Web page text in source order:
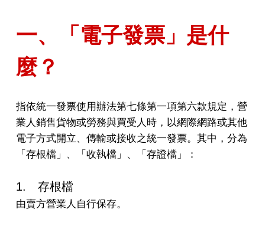
一、「電子發票」是什
麼？
指依統一發票使用辦法第七條第一項第六款規定，營
業人銷售貨物或勞務與買受人時，以網際網路或其他
電子方式開立、傳輸或接收之統一發票。其中，分為
「存根檔」、「收執檔」、「存證檔」：
1. 存根檔
由賣方營業人自行保存。